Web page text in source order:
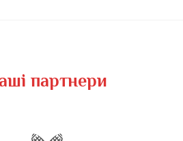
партнери